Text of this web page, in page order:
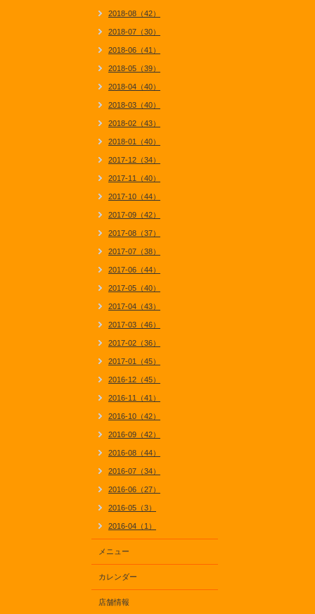
2018-08（42）
2018-07（30）
2018-06（41）
2018-05（39）
2018-04（40）
2018-03（40）
2018-02（43）
2018-01（40）
2017-12（34）
2017-11（40）
2017-10（44）
2017-09（42）
2017-08（37）
2017-07（38）
2017-06（44）
2017-05（40）
2017-04（43）
2017-03（46）
2017-02（36）
2017-01（45）
2016-12（45）
2016-11（41）
2016-10（42）
2016-09（42）
2016-08（44）
2016-07（34）
2016-06（27）
2016-05（3）
2016-04（1）
メニュー
カレンダー
店舗情報